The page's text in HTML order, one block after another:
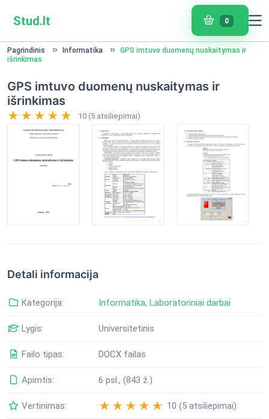
Stud.lt 0
Pagrindinis Informatika
GPS imtuvo duomenų nuskaitymas ir
išrinkimas
GPS imtuvo duomenų nuskaitymas ir
išrinkimas
10 (5 atsiliepimai)
Detali informacija
Kategorija: Informatika, Laboratoriniai darbai
Lygis: Universitetinis
Failo tipas: DOCX failas
Apimtis: 6 psl., (843 ž.)
Vertinimas: 10 (5 atsiliepimai)